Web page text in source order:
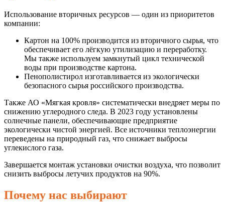
Использование вторичных ресурсов — один из приоритетов
компании:
Картон на 100% производится из вторичного сырья, что
обеспечивает его лёгкую утилизацию и переработку.
Мы также используем замкнутый цикл технической
воды при производстве картона.
Пенополистирол изготавливается из экологически
безопасного сырья российского производства.
Также АО «Мягкая кровля» систематически внедряет меры по
снижению углеродного следа. В 2023 году установлены
солнечные панели, обеспечивающие предприятие
экологически чистой энергией. Все источники теплоэнергии
переведены на природный газ, что снижает выбросы
углекислого газа.
Завершается монтаж установки очистки воздуха, что позволит
снизить выбросы летучих продуктов на 90%.
Почему нас выбирают